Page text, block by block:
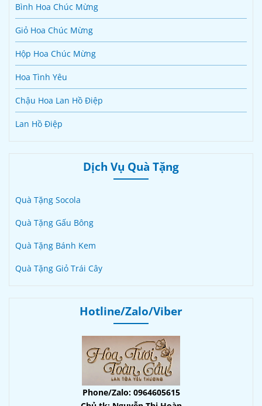
Bình Hoa Chúc Mừng
Giỏ Hoa Chúc Mừng
Hộp Hoa Chúc Mừng
Hoa Tình Yêu
Chậu Hoa Lan Hồ Điệp
Lan Hồ Điệp
Dịch Vụ Quà Tặng
Quà Tặng Socola
Quà Tặng Gấu Bông
Quà Tặng Bánh Kem
Quà Tặng Giỏ Trái Cây
Hotline/Zalo/Viber
Phone/Zalo: 0964605615